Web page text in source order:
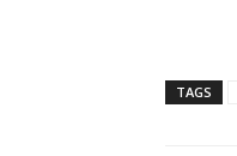
TAGS